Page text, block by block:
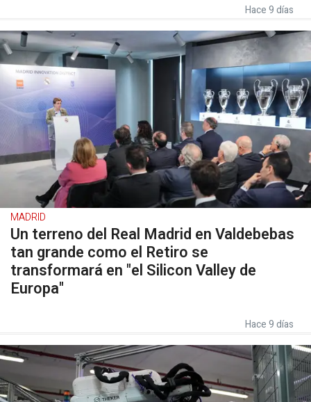
Hace 9 días
MADRID
Un terreno del Real Madrid en Valdebebas
tan grande como el Retiro se
transformará en "el Silicon Valley de
Europa"
Hace 9 días